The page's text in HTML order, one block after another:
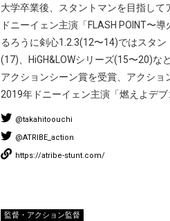
大学卒業後、スタントマンを目指し
ドニーイェン主演「FLASH POINT〜
るろうに剣心1.2.3(12〜14)ではスタ
(17)、HiGH&LOWシリーズ(15〜20)な
アクションシーン賞を受賞、アクショ
2019年ドニーイェン主演「燃えよデ
@takahitoouchi
@ATRIBE_action
https://atribe-stunt.com/
監督・アクション監督